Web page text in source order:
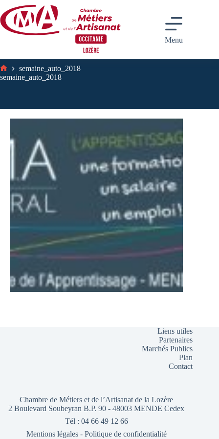
au
contenu
Menu
Accueil
semaine_auto_2018
semaine_auto_2018
Liens utiles
Partenaires
Marchés Publics
Plan
Contact
Chambre de Métiers et de l’Artisanat de la Lozère
2 Boulevard Soubeyran B.P. 90 - 48003 MENDE Cedex
Tél : 04 66 49 12 66
Mentions légales- Politique de confidentialité